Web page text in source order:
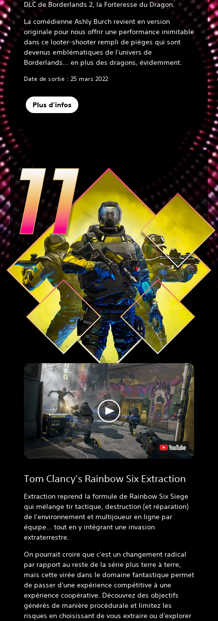
DLC de Borderlands 2, la Forteresse du Dragon.
La comédienne Ashly Burch revient en version
originale pour nous offrir une performance inimitable
dans ce looter-shooter rempli de pièges qui sont
devenus emblématiques de l'univers de
Borderlands… en plus des dragons, évidemment.
Date de sortie : 25 mars 2022
Plus d'infos
Tom Clancy's Rainbow Six Extraction
Extraction reprend la formule de Rainbow Six Siege
qui mélange tir tactique, destruction (et réparation)
de l'environnement et multijoueur en ligne par
équipe… tout en y intégrant une invasion
extraterrestre.
On pourrait croire que c'est un changement radical
par rapport au reste de la série plus terre à terre,
mais cette virée dans le domaine fantastique permet
de passer d'une expérience compétitive à une
expérience coopérative. Découvrez des objectifs
générés de manière procédurale et limitez les
risques en choisissant de vous extraire ou d'explorer